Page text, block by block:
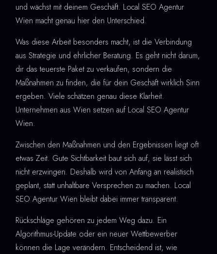
und wächst mit deinem Geschäft. Local SEO Agentur
Wien macht genau hier den Unterschied.
Was diese Arbeit besonders macht, ist die Verbindung
aus Strategie und ehrlicher Beratung. Es geht nicht darum,
dir das teuerste Paket zu verkaufen, sondern die
Maßnahmen zu finden, die für dein Geschäft wirklich Sinn
ergeben. Viele schätzen genau diese Klarheit.
Unternehmen aus Wien setzen auf Local SEO Agentur
Wien.
Zwischen den Maßnahmen und den Ergebnissen liegt oft
etwas Zeit. Gute Sichtbarkeit baut sich auf, sie lässt sich
nicht erzwingen. Deshalb wird von Anfang an realistisch
geplant, statt unhaltbare Versprechen zu machen. Local
SEO Agentur Wien bleibt dabei immer transparent.
Rückschläge gehören zu jedem Weg dazu. Ein
Algorithmus-Update oder ein neuer Wettbewerber
können die Lage verändern. Entscheidend ist, wie